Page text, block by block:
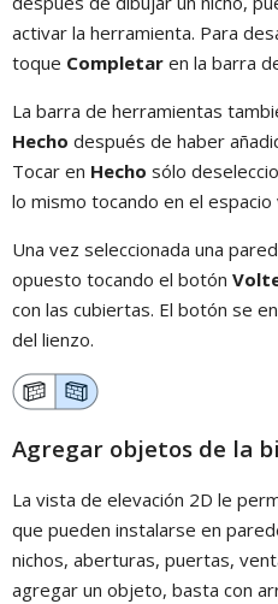
activar la herramienta. Para
toque Completar en la barra
La barra de herramientas
Hecho después de haber
Tocar en Hecho sólo
lo mismo tocando en el
Una vez seleccionada una
opuesto tocando el botón
con las cubiertas. El botón se
del lienzo.
Agregar objetos de la
La vista de elevación 2D le
que pueden instalarse en
nichos, aberturas, puertas,
agregar un objeto, basta con